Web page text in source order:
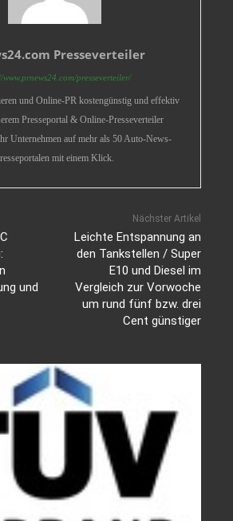
Presseverteiler
www.prnews24.com/presseverteiler/
und Online-PR kostengünstig und effektiv
Presseportal & Online-Presseverteiler
Unternehmen auf mehr als 50 Auto-News-
mit einem Klick.
und
Nächster Artikel
Leichte Entspannung an
den Tankstellen / Super
E10 und Diesel im
Vergleich zur Vorwoche
um rund fünf bzw. drei
Cent günstiger